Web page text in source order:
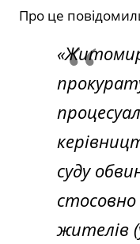
Про це
суду
жителів